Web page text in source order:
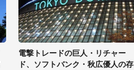
電撃トレードの巨人・リチャー
ド、ソフトバンク・秋広優人の存